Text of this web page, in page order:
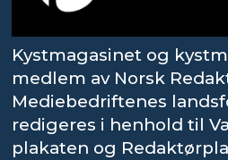
Kystmagasinet og
medlem av Norsk
Mediebedriftenes
redigeres i henhold til
plakaten og